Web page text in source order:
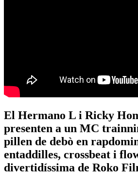
El Hermano L i Ricky
presenten a un MC
pillen de debò en
entaddilles, crossbeat i
divertidíssima de Roko